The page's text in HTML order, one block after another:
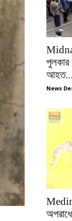
পুলকার
আহত...
News